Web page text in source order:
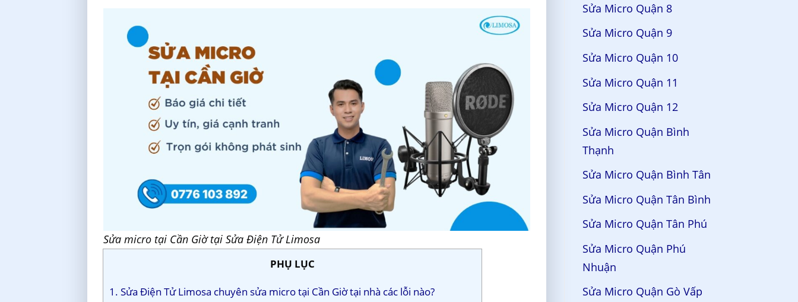
Sửa micro tại Cần Giờ tại Sửa Điện Tử Limosa
PHỤ LỤC
1. Sửa Điện Tử Limosa chuyên sửa micro tại Cần Giờ tại nhà các lỗi nào?
Sửa Micro Quận 8
Sửa Micro Quận 9
Sửa Micro Quận 10
Sửa Micro Quận 11
Sửa Micro Quận 12
Sửa Micro Quận Bình
Thạnh
Sửa Micro Quận Bình Tân
Sửa Micro Quận Tân Bình
Sửa Micro Quận Tân Phú
Sửa Micro Quận Phú
Nhuận
Sửa Micro Quận Gò Vấp